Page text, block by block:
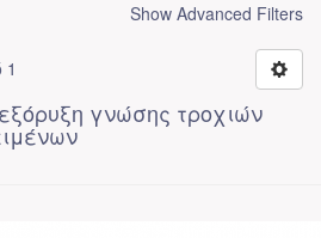
Show Advanced Filters
γνώσης τροχιών